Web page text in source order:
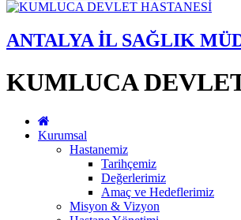
ANTALYA İL SAĞLIK
KUMLUCA
Kurumsal
Hastanemiz
Tarihçemiz
Değerlerimiz
Amaç ve Hedeflerimiz
Misyon & Vizyon